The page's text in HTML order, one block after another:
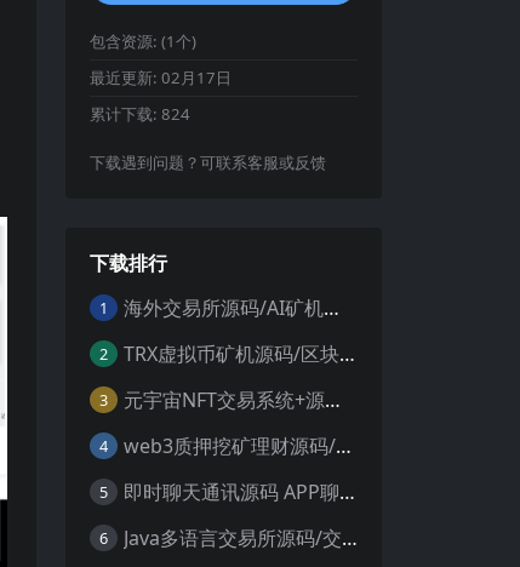
包含资源: (1个)
最近更新: 02月17日
累计下载: 824
下载遇到问题？可联系客服或反馈
下载排行
1 海外交易所源码/AI矿机系统源码 加密货币交易所 智能交易所源码
2 TRX虚拟币矿机源码/区块链矿机交易系统源码/支持 4国语言+usdt充值+搭建视频教程
3 元宇宙NFT交易系统+源码数字藏品3D合成+空投盲盒玩法抽集卡
4 web3质押挖矿理财源码/PHP理财源码
5 即时聊天通讯源码 APP聊天通讯源码 安卓+ios带后端源码控制
6 Java多语言交易所源码/交割合约/永续合约/币币/java服务端